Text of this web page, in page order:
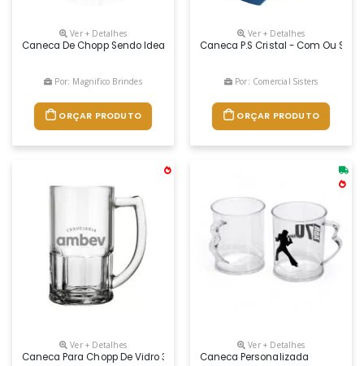
Ver + Detalhes
Caneca De Chopp Sendo Ideal Para Personalizar E Servir Chopp E
Por: Magnifico Brindes
ORÇAR PRODUTO
Ver + Detalhes
Caneca P.s Cristal - Com Ou Sem
Por: Comercial Sisters
ORÇAR PRODUTO
Ver + Detalhes
Caneca Para Chopp De Vidro 340ml.
Ver + Detalhes
Caneca Personalizada